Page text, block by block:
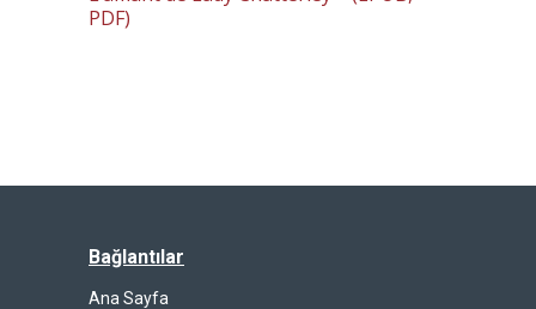
PDF)
Bağlantılar
Ana Sayfa